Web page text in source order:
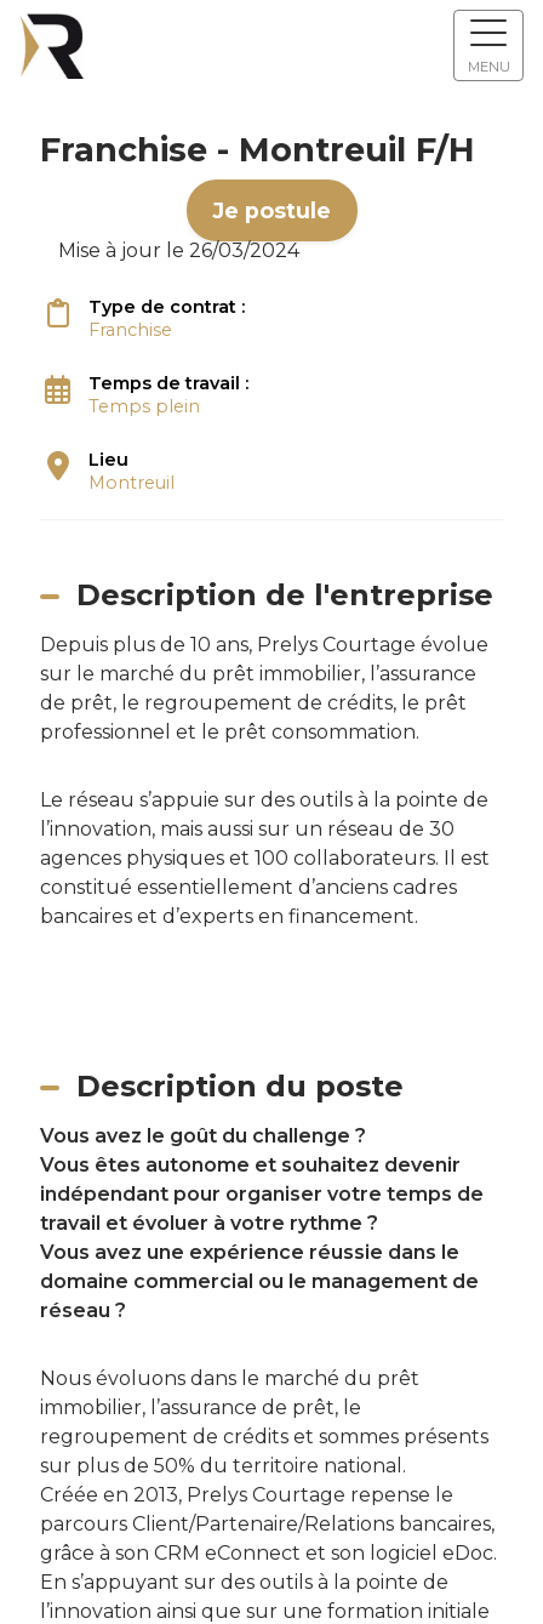
MENU
Franchise - Montreuil F/H
Je postule
Mise à jour le 26/03/2024
Type de contrat :
Franchise
Temps de travail :
Temps plein
Lieu
Montreuil
Description de l'entreprise
Depuis plus de 10 ans, Prelys Courtage évolue
sur le marché du prêt immobilier, l’assurance
de prêt, le regroupement de crédits, le prêt
professionnel et le prêt consommation.
Le réseau s’appuie sur des outils à la pointe de
l’innovation, mais aussi sur un réseau de 30
agences physiques et 100 collaborateurs. Il est
constitué essentiellement d’anciens cadres
bancaires et d’experts en financement.
Description du poste
Vous avez le goût du challenge ?
Vous êtes autonome et souhaitez devenir
indépendant pour organiser votre temps de
travail et évoluer à votre rythme ?
Vous avez une expérience réussie dans le
domaine commercial ou le management de
réseau ?
Nous évoluons dans le marché du prêt
immobilier, l’assurance de prêt, le
regroupement de crédits et sommes présents
sur plus de 50% du territoire national.
Créée en 2013, Prelys Courtage repense le
parcours Client/Partenaire/Relations bancaires,
grâce à son CRM eConnect et son logiciel eDoc.
En s’appuyant sur des outils à la pointe de
l’innovation ainsi que sur une formation initiale